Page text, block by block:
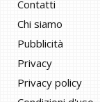
Contatti
Chi siamo
Pubblicità
Privacy
Privacy policy